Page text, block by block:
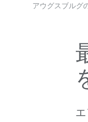
アウグスブルグ